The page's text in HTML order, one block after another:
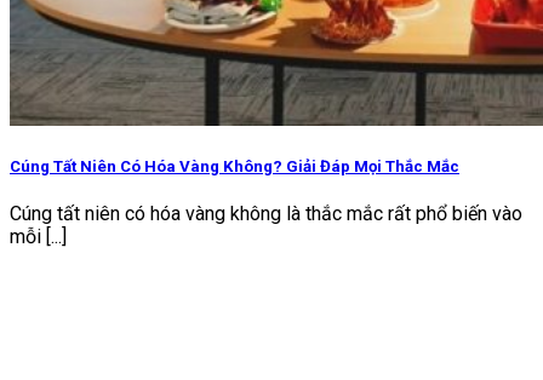
Cúng Tất Niên Có Hóa Vàng Không? Giải Đáp Mọi Thắc Mắc
Cúng tất niên có hóa vàng không là thắc mắc rất phổ biến vào
mỗi [...]